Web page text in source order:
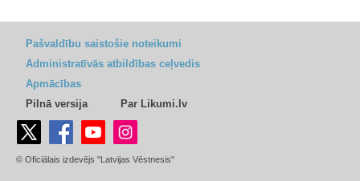
Pašvaldību saistošie noteikumi
Administratīvās atbildības ceļvedis
Apmācības
Pilnā versija
Par Likumi.lv
© Oficiālais izdevējs "Latvijas Vēstnesis"